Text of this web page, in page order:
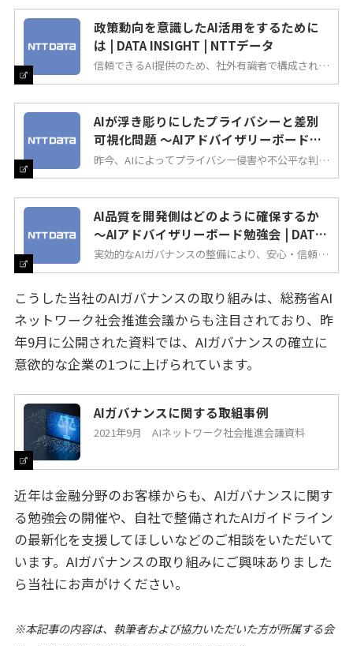
NTTデータではAIアドバイザリーボードを設立し
た。
政策動向を意識したAI活用をするために
は | DATA INSIGHT | NTTデータ
信頼できるAI提供のため、社外有識者で構成される
AIアドバイザリーボードを設置した。現場担当を交
えた第一回勉強会では、どのようにすればAIガバナ
ールへの反映ができるかを検討した。
AIが浮き彫りにしたプライバシーと差別
可視化問題 ～AIアドバイザリーボードよ
り | DATA INSIGHT | NTTデータ
昨今、AIによってプライバシー侵害や不公平な判
断・差別のリスクが浮き彫りになってきた。AIによ
って可視化されたこれら課題によって、企業はより
ととなった。NTTデータ主幹の元、外部有識者で構
成されるAIアドバイザリーボードの第2回勉強会で
は、これらの課題に関する方向性の議論・検討を行
った。
AI品質を開発側はどのように確保するか
～AIアドバイザリーボード勉強会 | DATA
INSIGHT | NTTデータ
実効的なAIガバナンスの整備により、安心・信頼で
きるAIの提供を行うためNTTデータでは2021年にAI
アドバイザリーボードを設立した。社外有識者で構
は、AIが倫理や公平性の観点で問題のある結果を出
さないようにするには、開発の立場でどのような対
策ができるか、どこまで実施するべきかについて議
論・検討を行った。
こうした当社のAIガバナンスの取り組みは、総務省AI
ネットワーク社会推進会議からも注目されており、昨
年9月に公開された資料では、AIガバナンスの確立に
意欲的な企業の1つに上げられています。
AIガバナンスに関する取組事例
2021年9月 AIネットワーク社会推進会議資料
近年は金融分野のお客様からも、AIガバナンスに関す
る勉強会の開催や、自社で整備されたAIガイドライン
の最新化を支援してほしいなどのご相談をいただいて
います。AIガバナンスの取り組みにご興味ありました
ら当社にお声がけください。
※本記事の内容は、執筆者および協力いただいた方が所属する会